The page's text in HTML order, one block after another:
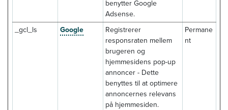
benytter Google
Adsense.
_gcl_ls Google
Registrerer
responsraten mellem
brugeren og
hjemmesidens pop-up
annoncer - Dette
benyttes til at optimere
annoncernes relevans
på hjemmesiden.
Permane
nt